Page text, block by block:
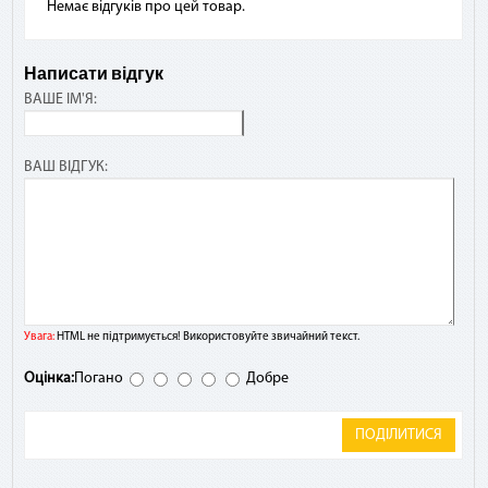
Немає відгуків про цей товар.
Написати відгук
ВАШЕ ІМ'Я:
ВАШ ВІДГУК:
Увага:HTML не підтримується! Використовуйте звичайний текст.
Оцінка:Погано Добре
ПОДІЛИТИСЯ